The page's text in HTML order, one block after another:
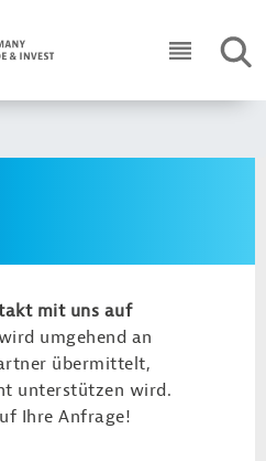
ICON
mit uns auf
umgehend an
übermittelt,
unterstützen wird.
Ihre Anfrage!